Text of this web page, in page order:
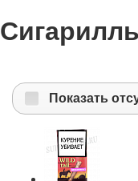
Показать